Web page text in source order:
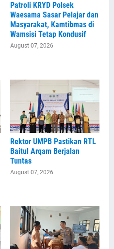
Patroli KRYD Polsek
Waesama Sasar Pelajar dan
Masyarakat, Kamtibmas di
Wamsisi Tetap Kondusif
August 07, 2026
Rektor UMPB Pastikan RTL
Baitul Arqam Berjalan
Tuntas
August 07, 2026